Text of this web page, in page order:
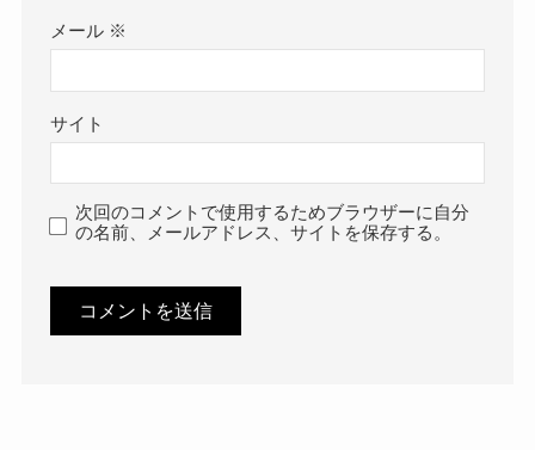
メール ※
サイト
次回のコメントで使用するためブラウザーに自分
の名前、メールアドレス、サイトを保存する。